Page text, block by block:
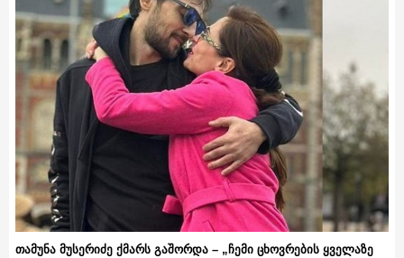
თამუნა მუსერიძე ქმარს გაშორდა – „ჩემი ცხოვრების ყველაზე